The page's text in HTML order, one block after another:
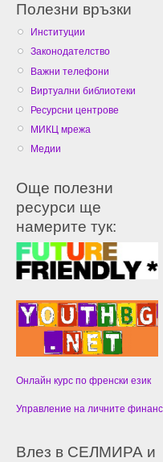
Полезни връзки
Институции
Законодателство
Важни телефони
Виртуални библиотеки
Ресурсни центрове
МИКЦ мрежа
Медии
Още полезни
ресурси ще
намерите тук:
Онлайн курс по френски език
Управление на личните
Влез в СЕЛМИРА и